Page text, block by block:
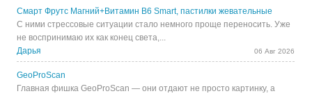
Смарт Фрутс Магний+Витамин В6 Smart, пастилки жевательные
С ними стрессовые ситуации стало немного проще переносить. Уже
не воспринимаю их как конец света,...
Дарья
06 Авг 2026
GeoProScan
Главная фишка GeoProScan — они отдают не просто картинку, а